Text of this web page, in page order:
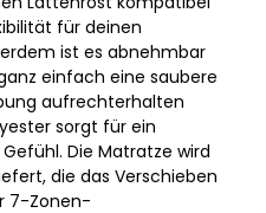
für deinen
ist es abnehmbar
einfach eine saubere
aufrechterhalten
sorgt für ein
Die Matratze wird
die das Verschieben
7-Zonen-